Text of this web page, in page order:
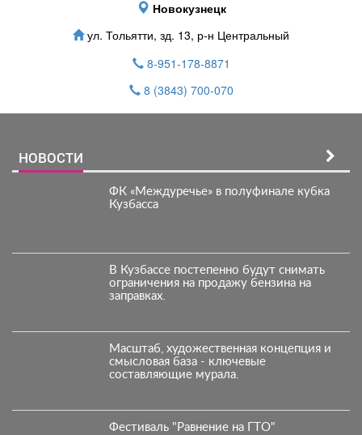
Новокузнецк
ул. Тольятти, зд. 13, р-н Центральный
8-951-178-8871
8 (3843) 700-070
НОВОСТИ
ФК «Междуречье» в полуфинале кубка
Кузбасса
В Кузбассе постепенно будут снимать
ограничения на продажу бензина на
заправках.
Масштаб, художественная концепция и
смысловая база - ключевые
составляющие мурала.
Фестиваль "Равнение на ГТО"